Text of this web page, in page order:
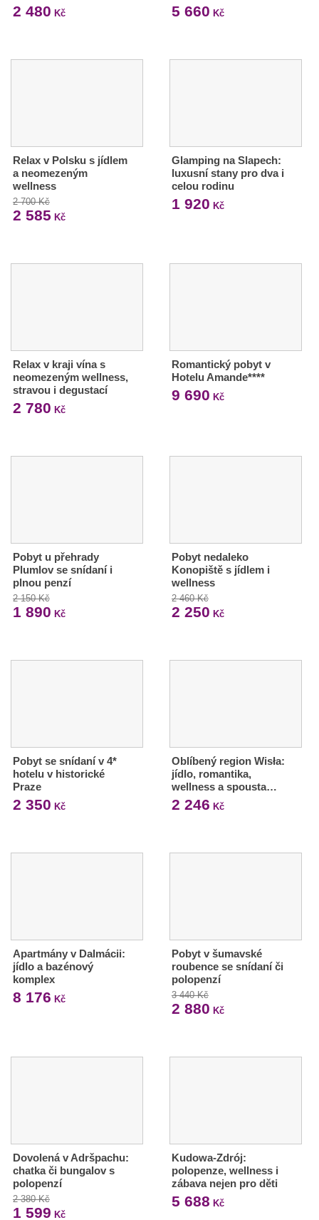
2 480 Kč 5 660 Kč
Relax v Polsku s jídlem
a neomezeným
wellness
2 700 Kč
2 585 Kč
Glamping na Slapech:
luxusní stany pro dva i
celou rodinu
1 920 Kč
Relax v kraji vína s
neomezeným wellness,
stravou i degustací
2 780 Kč
Romantický pobyt v
Hotelu Amande****
9 690 Kč
Pobyt u přehrady
Plumlov se snídaní i
plnou penzí
2 150 Kč
1 890 Kč
Pobyt nedaleko
Konopiště s jídlem i
wellness
2 460 Kč
2 250 Kč
Pobyt se snídaní v 4*
hotelu v historické
Praze
2 350 Kč
Oblíbený region Wisła:
jídlo, romantika,
wellness a spousta…
2 246 Kč
Apartmány v Dalmácii:
jídlo a bazénový
komplex
8 176 Kč
Pobyt v šumavské
roubence se snídaní či
polopenzí
3 440 Kč
2 880 Kč
Dovolená v Adršpachu:
chatka či bungalov s
polopenzí
2 380 Kč
1 599 Kč
Kudowa-Zdrój:
polopenze, wellness i
zábava nejen pro děti
5 688 Kč